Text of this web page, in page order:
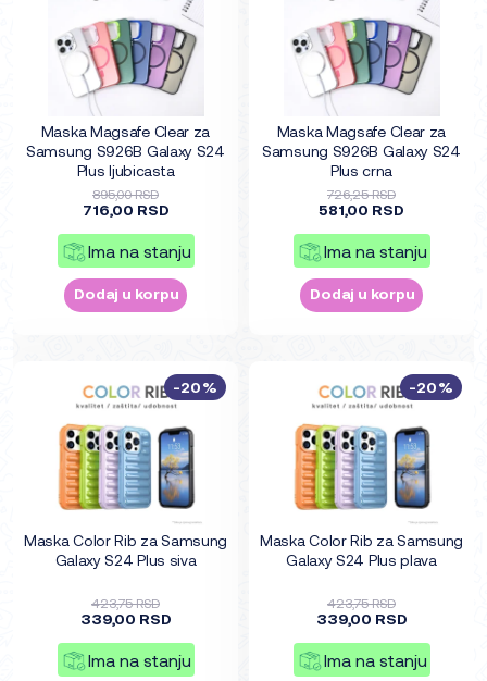
Maska Magsafe Clear za
Samsung S926B Galaxy S24
Plus ljubicasta
895,00 RSD
716,00 RSD
Ima na stanju
Dodaj u korpu
Maska Magsafe Clear za
Samsung S926B Galaxy S24
Plus crna
726,25 RSD
581,00 RSD
Ima na stanju
Dodaj u korpu
Maska Color Rib za Samsung
Galaxy S24 Plus siva
423,75 RSD
339,00 RSD
Ima na stanju
-20%
Maska Color Rib za Samsung
Galaxy S24 Plus plava
423,75 RSD
339,00 RSD
Ima na stanju
-20%